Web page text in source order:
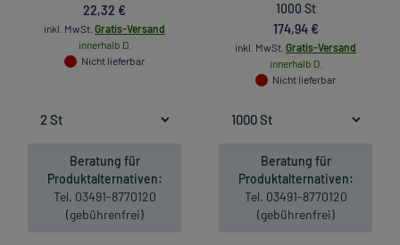
22,32 €
inkl. MwSt. Gratis-Versand
innerhalb D.
Nicht lieferbar
Beratung für
Produktalternativen:
Tel. 03491-8770120
(gebührenfrei)
1000 St
174,94 €
inkl. MwSt. Gratis-Versand
innerhalb D.
Nicht lieferbar
Beratung für
Produktalternativen:
Tel. 03491-8770120
(gebührenfrei)